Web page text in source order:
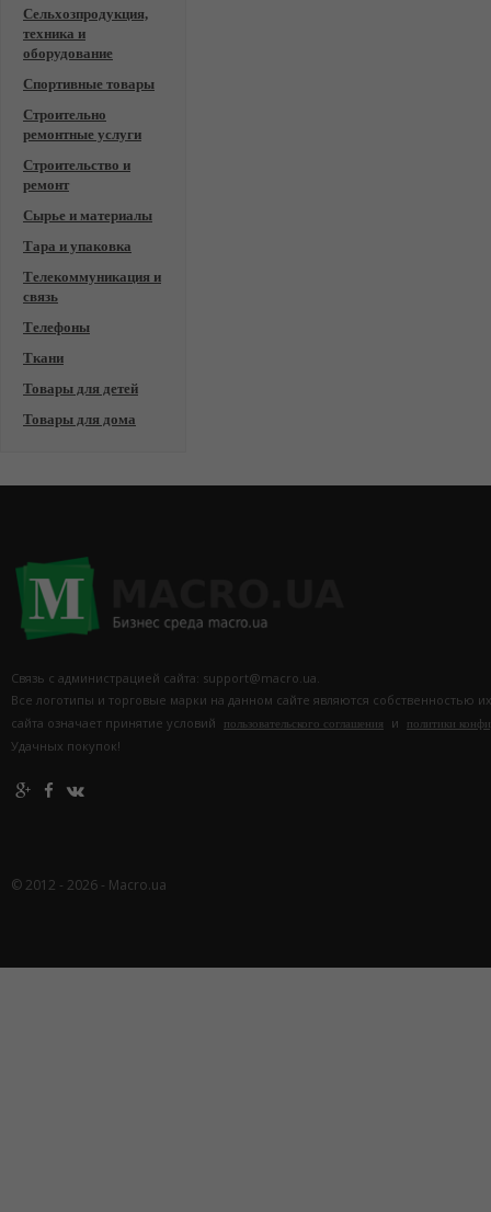
Сельхозпродукция,
техника и
оборудование
Спортивные товары
Строительно
ремонтные услуги
Строительство и
ремонт
Сырье и материалы
Тара и упаковка
Телекоммуникация и
связь
Телефоны
Ткани
Товары для детей
Товары для дома
Связь с администрацией сайта: support@macro.ua.
Все логотипы и торговые марки на данном сайте являются собственностью
сайта означает принятие условий
пользовательского соглашения и политики
Удачных покупок!
© 2012 - 2026 - Macro.ua